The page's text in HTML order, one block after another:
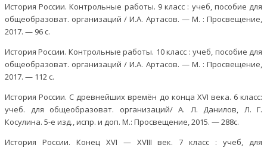
История России. Контрольные работы. 9 класс : учеб, пособие для
общеобразоват. организаций / И.А. Артасов. — М. : Просвещение,
2017. — 96 с.
История России. Контрольные работы. 10 класс : учеб, пособие для
общеобразоват. организаций / И.А. Артасов. — М. : Просвещение,
2017. — 112 с.
История России. С древнейших времён до конца XVI века. 6 класс:
учеб. для общеобразоват. организаций/ А. Л. Данилов, Л. Г.
Косулина. 5-е изд., испр. и доп. М.: Просвещение, 2015. — 288с.
История России. Конец XVI — XVIII век. 7 класс : учеб, для